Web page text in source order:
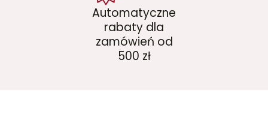
Automatyczne
rabaty dla
zamówień od
500 zł